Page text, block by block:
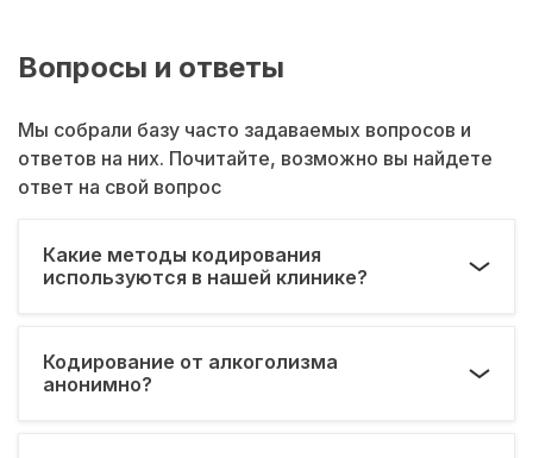
Вопросы и ответы
Мы собрали базу часто задаваемых вопросов и
ответов на них. Почитайте, возможно вы найдете
ответ на свой вопрос
Какие методы кодирования
используются в нашей клинике?
Кодирование от алкоголизма
анонимно?